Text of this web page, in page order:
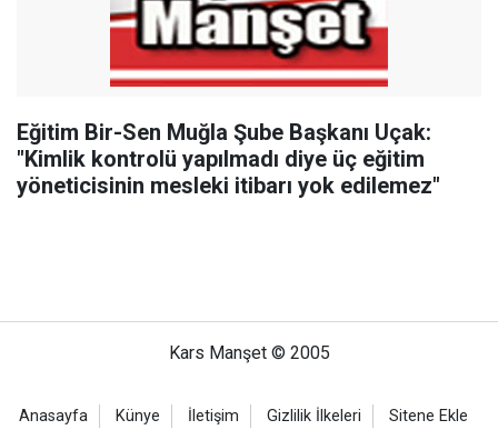
Eğitim Bir-Sen Muğla Şube Başkanı Uçak:
"Kimlik kontrolü yapılmadı diye üç eğitim
yöneticisinin mesleki itibarı yok edilemez"
Kars Manşet © 2005
Anasayfa Künye İletişim Gizlilik İlkeleri Sitene Ekle